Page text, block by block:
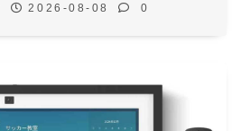
2026-08-08 0